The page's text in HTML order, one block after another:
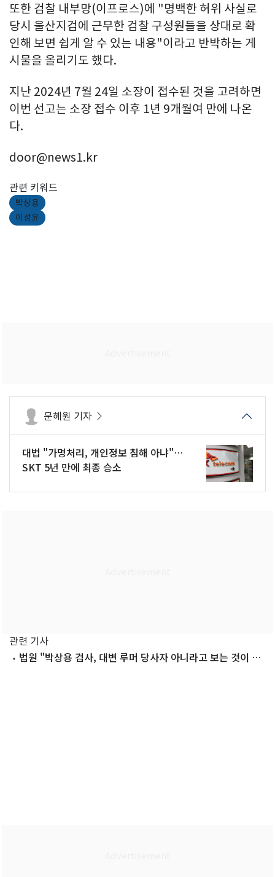
또한 검찰 내부망(이프로스)에 "명백한 허위 사실로
당시 울산지검에 근무한 검찰 구성원들을 상대로 확
인해 보면 쉽게 알 수 있는 내용"이라고 반박하는 게
시물을 올리기도 했다.
지난 2024년 7월 24일 소장이 접수된 것을 고려하면
이번 선고는 소장 접수 이후 1년 9개월여 만에 나온
다.
door@news1.kr
관련 키워드
박상용
이성윤
문혜원 기자
대법 "가명처리, 개인정보 침해 아냐"…
SKT 5년 만에 최종 승소
관련 기사
법원 "박상용 검사, 대변 루머 당사자 아니라고 보는 것이 합